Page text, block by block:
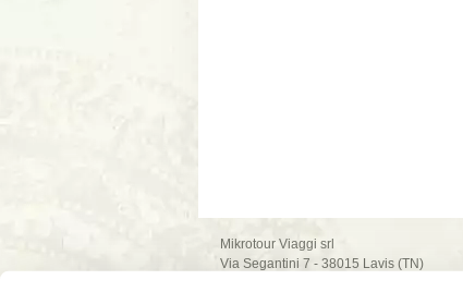
Mikrotour Viaggi srl
Via Segantini 7 - 38015 Lavis (TN)